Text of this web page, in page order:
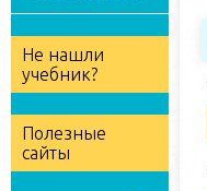
Не нашли
учебник?
Полезные
сайты